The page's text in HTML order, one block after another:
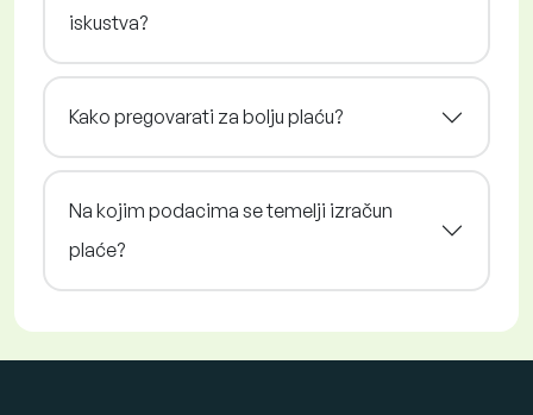
iskustva?
Kako pregovarati za bolju plaću?
Na kojim podacima se temelji izračun
plaće?